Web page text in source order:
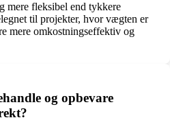
mere fleksibel end tykkere
til projekter, hvor vægten er
mere omkostningseffektiv og
og opbevare